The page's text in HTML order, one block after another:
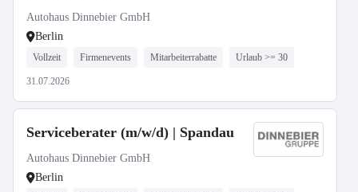
Autohaus Dinnebier GmbH
Berlin
Vollzeit Firmenevents Mitarbeiterrabatte Urlaub >= 30
31.07.2026
Serviceberater (m/w/d) | Spandau
Autohaus Dinnebier GmbH
Berlin